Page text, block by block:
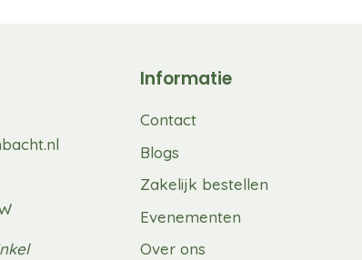
Informatie
Contact
Blogs
Zakelijk bestellen
Evenementen
Over ons